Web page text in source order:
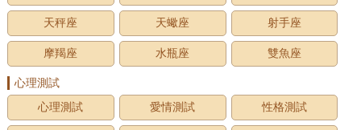
天秤座 天蠍座 射手座
摩羯座 水瓶座 雙魚座
心理測試
心理測試
愛情測試 性格測試